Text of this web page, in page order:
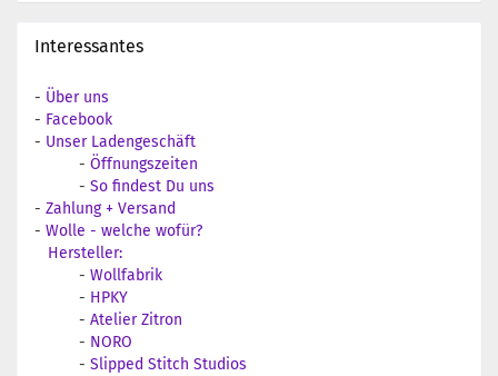
Interessantes
- Über uns
- Facebook
- Unser Ladengeschäft
- Öffnungszeiten
- So findest Du uns
- Zahlung + Versand
- Wolle - welche wofür?
Hersteller:
- Wollfabrik
- HPKY
- Atelier Zitron
- NORO
- Slipped Stitch Studios